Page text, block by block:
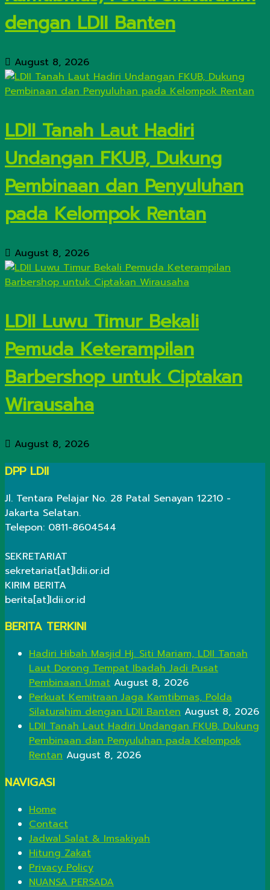
dengan LDII Banten
August 8, 2026
LDII Tanah Laut Hadiri
Undangan FKUB, Dukung
Pembinaan dan Penyuluhan
pada Kelompok Rentan
August 8, 2026
LDII Luwu Timur Bekali
Pemuda Keterampilan
Barbershop untuk Ciptakan
Wirausaha
August 8, 2026
DPP LDII
Jl. Tentara Pelajar No. 28 Patal Senayan 12210 -
Jakarta Selatan.
Telepon: 0811-8604544
SEKRETARIAT
sekretariat[at]ldii.or.id
KIRIM BERITA
berita[at]ldii.or.id
BERITA TERKINI
Hadiri Hibah Masjid Hj. Siti Mariam, LDII Tanah
Laut Dorong Tempat Ibadah Jadi Pusat
Pembinaan Umat August 8, 2026
Perkuat Kemitraan Jaga Kamtibmas, Polda
Silaturahim dengan LDII Banten August 8, 2026
LDII Tanah Laut Hadiri Undangan FKUB, Dukung
Pembinaan dan Penyuluhan pada Kelompok
Rentan August 8, 2026
NAVIGASI
Home
Contact
Jadwal Salat & Imsakiyah
Hitung Zakat
Privacy Policy
NUANSA PERSADA